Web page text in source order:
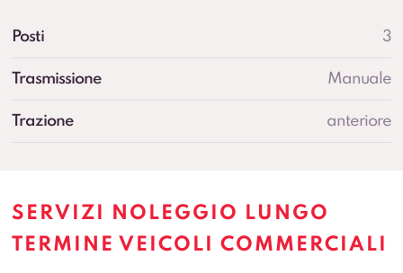
Posti 3
Trasmissione Manuale
Trazione anteriore
SERVIZI NOLEGGIO LUNGO
TERMINE VEICOLI COMMERCIALI